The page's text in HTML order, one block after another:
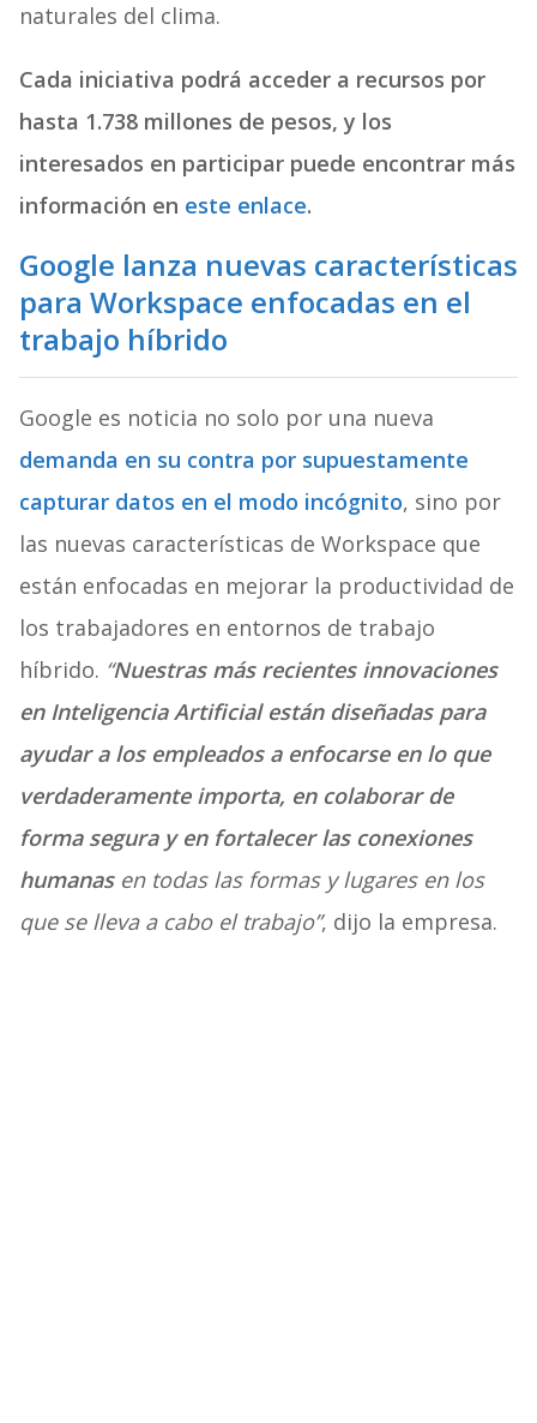
naturales del clima.
Cada iniciativa podrá acceder a recursos por
hasta 1.738 millones de pesos, y los
interesados en participar puede encontrar más
información en este enlace.
Google lanza nuevas características
para Workspace enfocadas en el
trabajo híbrido
Google es noticia no solo por una nueva
demanda en su contra por supuestamente
capturar datos en el modo incógnito, sino por
las nuevas características de Workspace que
están enfocadas en mejorar la productividad de
los trabajadores en entornos de trabajo
híbrido. “Nuestras más recientes innovaciones
en Inteligencia Artificial están diseñadas para
ayudar a los empleados a enfocarse en lo que
verdaderamente importa, en colaborar de
forma segura y en fortalecer las conexiones
humanas en todas las formas y lugares en los
que se lleva a cabo el trabajo”, dijo la empresa.